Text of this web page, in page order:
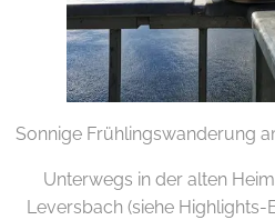
Sonnige Frühlingswanderung
Unterwegs in der alten
Leversbach (siehe